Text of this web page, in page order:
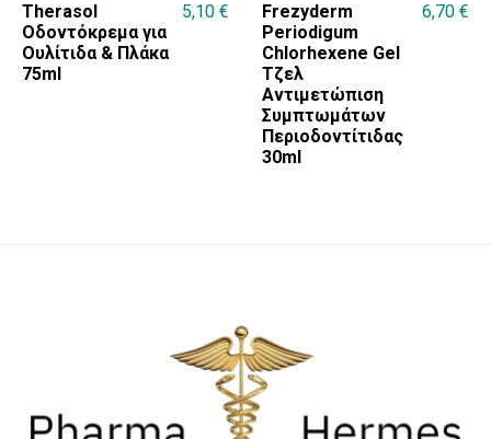
Therasol
Οδοντόκρεμα για
Ουλίτιδα & Πλάκα
75ml
5,10 €
Frezyderm
Periodigum
Chlorhexene Gel
Τζελ
Αντιμετώπιση
Συμπτωμάτων
Περιοδοντίτιδας
30ml
6,70 €